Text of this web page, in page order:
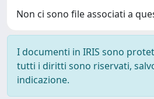
Non ci sono file associati a
I documenti in IRIS sono
tutti i diritti sono riservati,
indicazione.